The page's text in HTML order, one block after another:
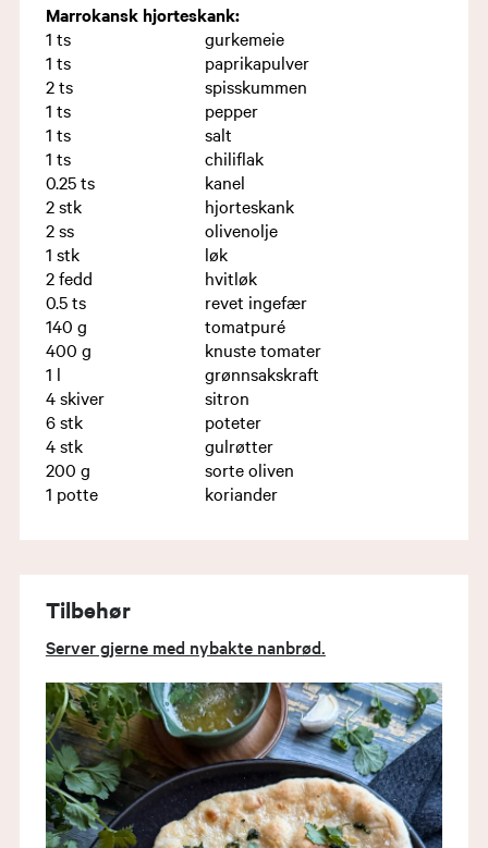
Marrokansk hjorteskank:
1 ts
gurkemeie
1 ts
paprikapulver
2ts
spisskummen
1 ts
pepper
1 ts
salt
1 ts
chiliflak
0.25ts
kanel
2stk
hjorteskank
2ss
olivenolje
1 stk
løk
2fedd
hvitløk
0.5ts
revet ingefær
140 g
tomatpuré
400 g
knuste tomater
1 l
grønnsakskraft
4skiver
sitron
6stk
poteter
4stk
gulrøtter
200 g
sorte oliven
1 potte koriander
Tilbehør
Server gjerne med nybakte nanbrød.